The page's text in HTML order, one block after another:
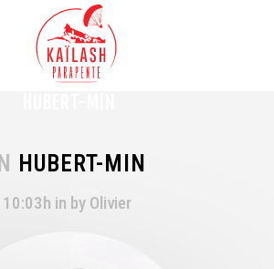
HUBERT-MIN
in by Olivier
des cookies